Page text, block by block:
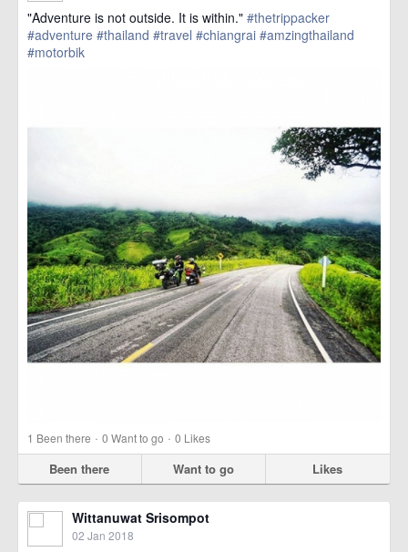
"Adventure is not outside. It is within." #thetrippacker
#adventure #thailand #travel #chiangrai #amzingthailand
#motorbik
1 Been there · 0 Want to go · 0 Likes
Been there Want to go Likes
Wittanuwat Srisompot
02 Jan 2018